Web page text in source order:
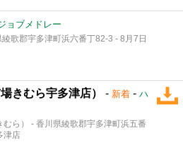
ョブメドレー
歌郡宇多津町浜六番丁82-3 - 8月7日
きむら宇多津店） - 新着 - ハ
ら） - 香川県綾歌郡宇多津町浜五番
津店